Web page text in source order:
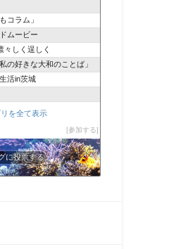
コラム」
ムービー
しく逞しく
の好きな大和のことば」
活in茨城
を全て表示
参加する
に投票する